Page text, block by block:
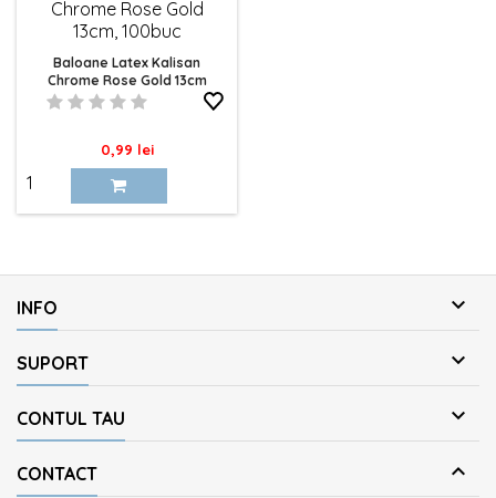
Baloane Latex Kalisan
Chrome Rose Gold 13cm
Pret
0,99 lei
INFO 
SUPORT 
CONTUL TAU 
CONTACT 